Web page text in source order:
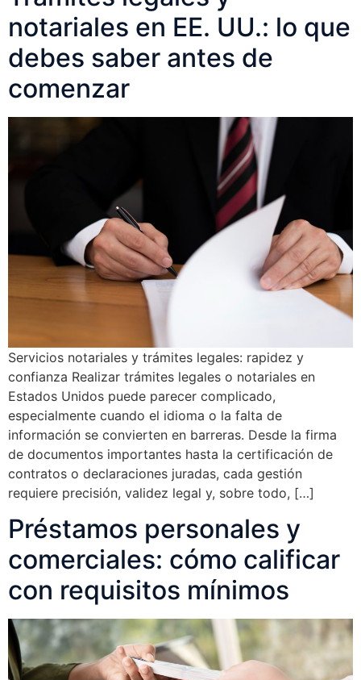
notariales en EE. UU.: lo que
debes saber antes de
comenzar
Servicios notariales y trámites legales: rapidez y
confianza Realizar trámites legales o notariales en
Estados Unidos puede parecer complicado,
especialmente cuando el idioma o la falta de
información se convierten en barreras. Desde la firma
de documentos importantes hasta la certificación de
contratos o declaraciones juradas, cada gestión
requiere precisión, validez legal y, sobre todo, […]
Préstamos personales y
comerciales: cómo calificar
con requisitos mínimos